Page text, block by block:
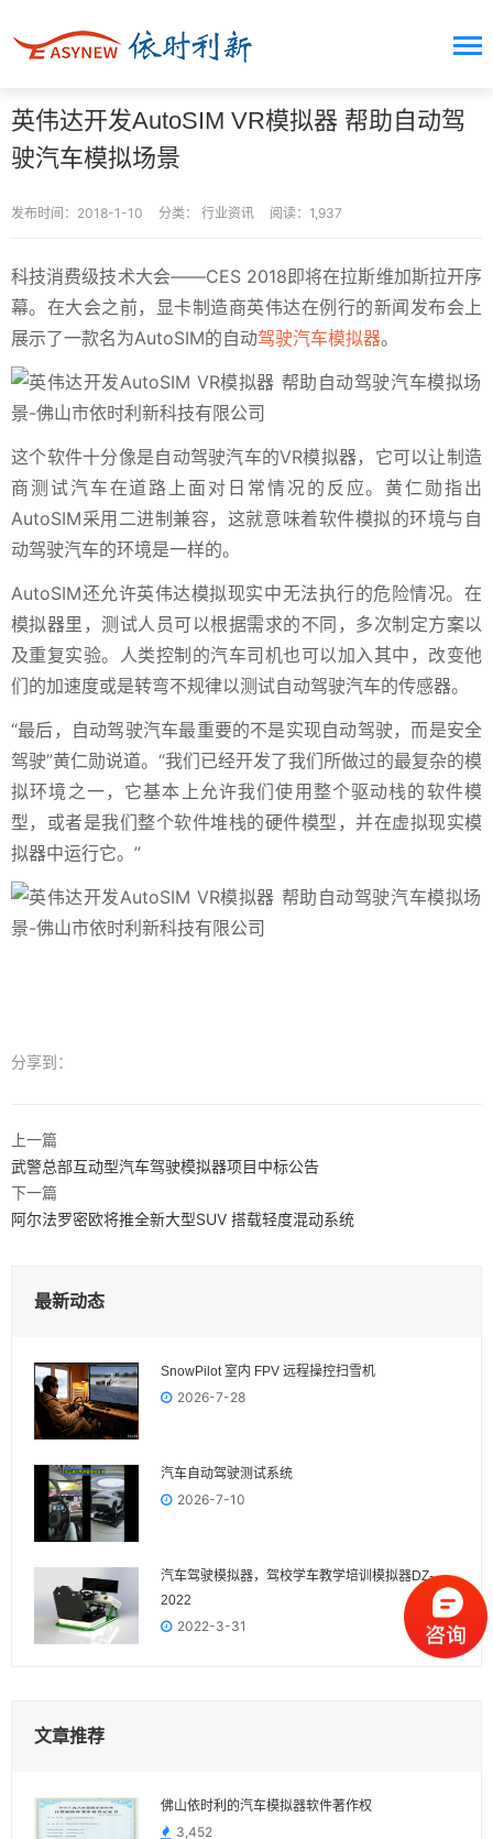
英伟达开发AutoSIM VR模拟器 帮助自动驾
驶汽车模拟场景
发布时间：2018-1-10 分类： 行业资讯 阅读：1,937
科技消费级技术大会——CES 2018即将在拉斯维加斯拉开序
幕。在大会之前，显卡制造商英伟达在例行的新闻发布会上
展示了一款名为AutoSIM的自动驾驶汽车模拟器。
这个软件十分像是自动驾驶汽车的VR模拟器，它可以让制造
商测试汽车在道路上面对日常情况的反应。黄仁勋指出
AutoSIM采用二进制兼容，这就意味着软件模拟的环境与自
动驾驶汽车的环境是一样的。
AutoSIM还允许英伟达模拟现实中无法执行的危险情况。在
模拟器里，测试人员可以根据需求的不同，多次制定方案以
及重复实验。人类控制的汽车司机也可以加入其中，改变他
们的加速度或是转弯不规律以测试自动驾驶汽车的传感器。
“最后，自动驾驶汽车最重要的不是实现自动驾驶，而是安全
驾驶”黄仁勋说道。“我们已经开发了我们所做过的最复杂的模
拟环境之一，它基本上允许我们使用整个驱动栈的软件模
型，或者是我们整个软件堆栈的硬件模型，并在虚拟现实模
拟器中运行它。”
分享到：
上一篇
武警总部互动型汽车驾驶模拟器项目中标公告
下一篇
阿尔法罗密欧将推全新大型SUV 搭载轻度混动系统
最新动态
SnowPilot 室内 FPV 远程操控扫雪机
2026-7-28
汽车自动驾驶测试系统
2026-7-10
汽车驾驶模拟器，驾校学车教学培训模拟器DZ-
2022
2022-3-31
文章推荐
佛山依时利的汽车模拟器软件著作权
3,452